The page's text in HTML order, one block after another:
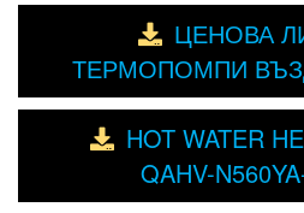
ЦЕНОВА
ТЕРМОПОМПИ
HOT WATER
QAHV-